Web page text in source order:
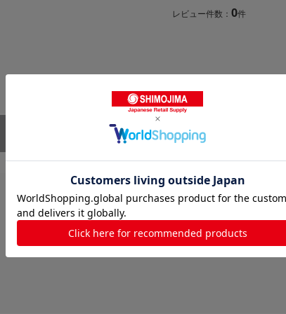
レビュー件数： 0件
レビューはありません。